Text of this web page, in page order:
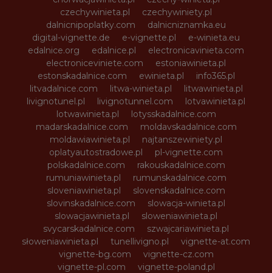
czechywinieta.pl
czechywiniety.pl
dalnicnipoplatky.com
dalnicniznamka.eu
digital-vignette.de
e-vignette.pl
e-winieta.eu
edalnice.org
edalnice.pl
electronicavinieta.com
electroniceviniete.com
estoniawinieta.pl
estonskadalnice.com
ewinieta.pl
info365.pl
litvadalnice.com
litwa-winieta.pl
litwawinieta.pl
livignotunel.pl
livignotunnel.com
lotvawinieta.pl
lotwawinieta.pl
lotysskadalnice.com
madarskadalnice.com
moldavskadalnice.com
moldawiawinieta.pl
najtanszewiniety.pl
oplatyautostradowe.pl
pl-vignette.com
polskadalnice.com
rakouskadalnice.com
rumuniawinieta.pl
rumunskadalnice.com
sloveniawinieta.pl
slovenskadalnice.com
slovinskadalnice.com
slowacja-winieta.pl
slowacjawinieta.pl
sloweniawinieta.pl
svycarskadalnice.com
szwajcariawinieta.pl
słoweniawinieta.pl
tunellivigno.pl
vignette-at.com
vignette-bg.com
vignette-cz.com
vignette-pl.com
vignette-poland.pl